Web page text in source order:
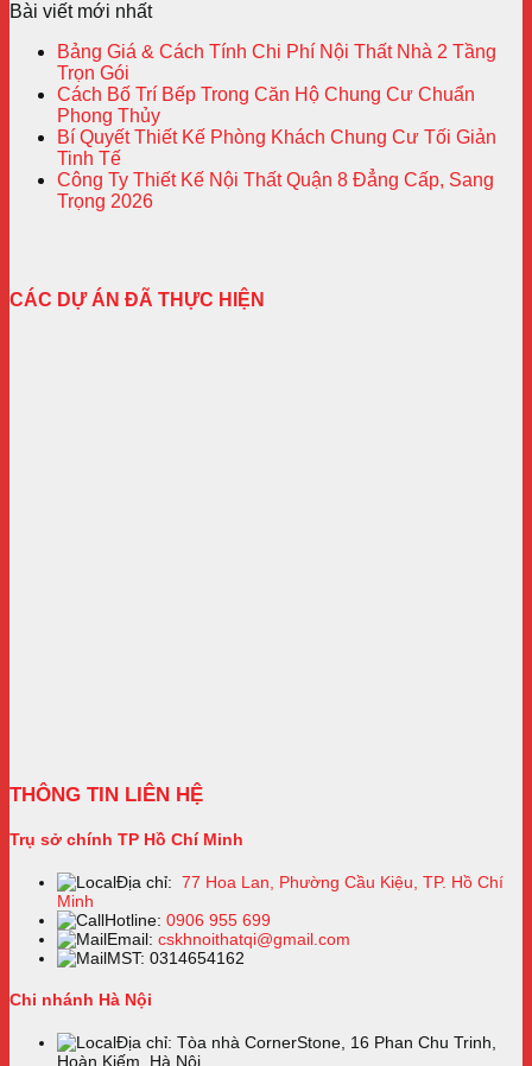
Bài viết mới nhất
Bảng Giá & Cách Tính Chi Phí Nội Thất Nhà 2 Tầng
Trọn Gói
Cách Bố Trí Bếp Trong Căn Hộ Chung Cư Chuẩn
Phong Thủy
Bí Quyết Thiết Kế Phòng Khách Chung Cư Tối Giản
Tinh Tế
Công Ty Thiết Kế Nội Thất Quận 8 Đẳng Cấp, Sang
Trọng 2026
CÁC DỰ ÁN ĐÃ THỰC HIỆN
THÔNG TIN LIÊN HỆ
Trụ sở chính TP Hồ Chí Minh
Địa chỉ: 77 Hoa Lan, Phường Cầu Kiệu, TP. Hồ Chí
Minh
Hotline: 0906 955 699
Email: cskhnoithatqi@gmail.com
MST: 0314654162
Chi nhánh Hà Nội
Địa chỉ: Tòa nhà CornerStone, 16 Phan Chu Trinh,
Hoàn Kiếm, Hà Nội